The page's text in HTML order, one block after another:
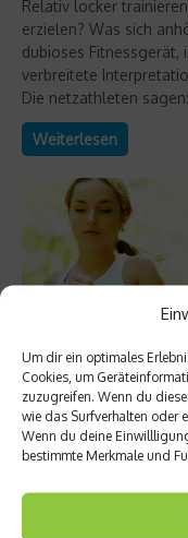
Um dir ein optimales
Cookies, um
zuzugreifen. Wenn du
wie das Surfverhalten oder
Wenn du deine
bestimmte Merkmale und
Relativ locker
erzielen? Was sich
dubioses Fitnessgerät,
verbreitete
Die netzathleten
Weiterlesen
Richtig trainieren
Die größten